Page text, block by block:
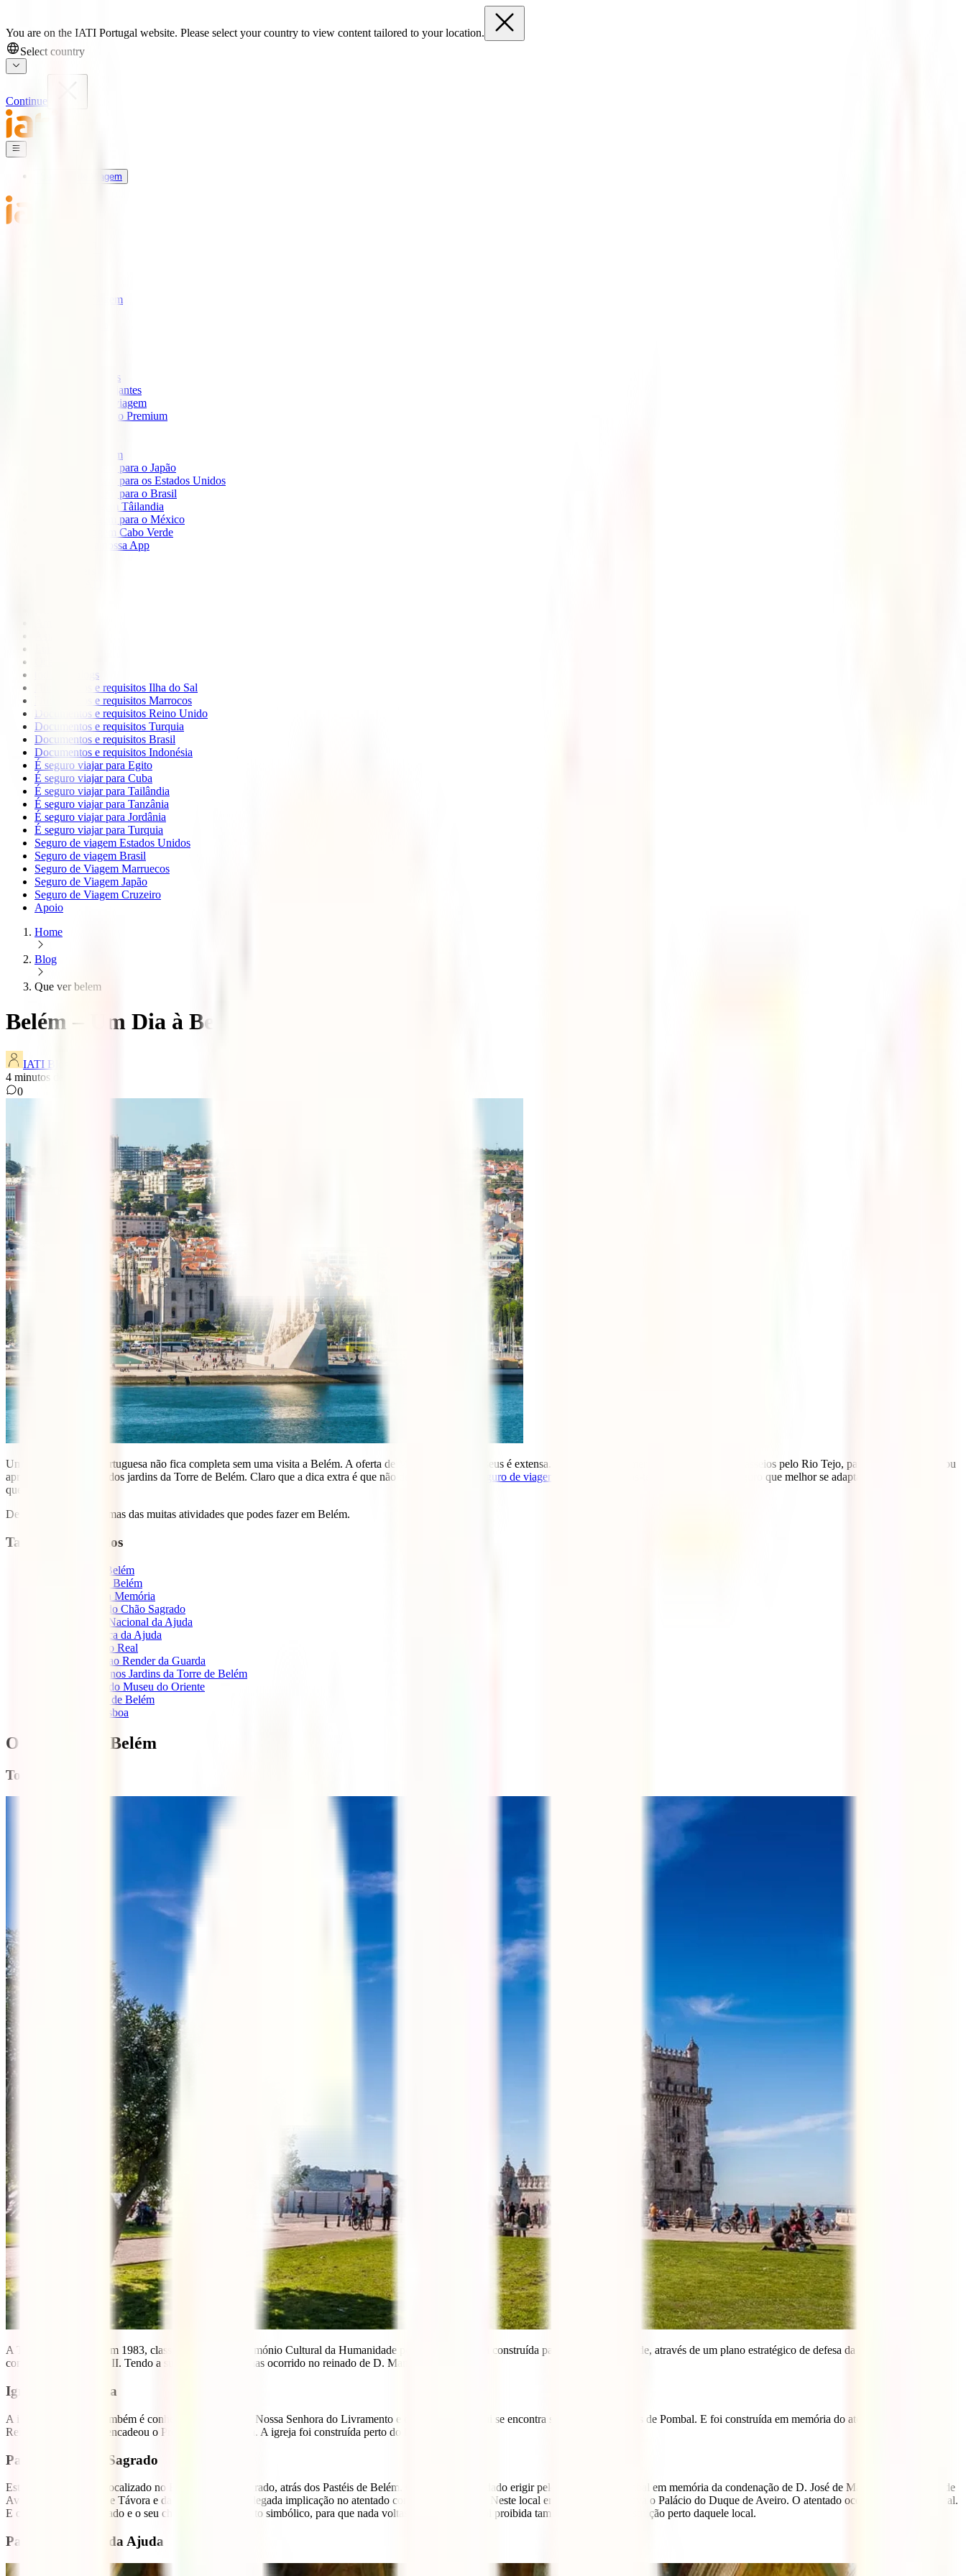
You are on the IATI Portugal website. Please select your country to view content tailored to your location.
Select country
Continue
Seguros de Viagem
Seguros de Viagem
IATI Escapadinhas
IATI Grandes Viajantes
IATI Anual Multiviagem
IATI Cancelamento Premium
Seguros de Viagem
Seguro de viagem para o Japão
Seguro de viagem para os Estados Unidos
Seguro de viagem para o Brasil
Seguro de Viagem Tâilandia
Seguro de viagem para o México
Seguro de viagem Cabo Verde
Descarregue a nossa App
todos os blogs
Documentos e requisitos Ilha do Sal
Documentos e requisitos Marrocos
Documentos e requisitos Reino Unido
Documentos e requisitos Turquia
Documentos e requisitos Brasil
Documentos e requisitos Indonésia
É seguro viajar para Egito
É seguro viajar para Cuba
É seguro viajar para Tailândia
É seguro viajar para Tanzânia
É seguro viajar para Jordânia
É seguro viajar para Turquia
Seguro de viagem Estados Unidos
Seguro de viagem Brasil
Seguro de Viagem Marruecos
Seguro de Viagem Japão
Seguro de Viagem Cruzeiro
Apoio
Home
Blog
Que ver belem
Belém – Um Dia à Beira Rio
IATI Blog
4 minutos de leitura
0
Uma visita à capital portuguesa não fica completa sem uma visita a Belém. A oferta de Monumentos e Museus é extensa. Para além de inúmeras atividades, desde passeios pelo Rio Tejo, passeios à Beira Rio, ou
apreciar o dia na relva dos jardins da Torre de Belém. Claro que a dica extra é que não deves viajar sem
seguro de viagem
. Na Iati ajudamos-te a escolher qual o seguro que melhor se adapta ao tipo de viagem
que vais fazer.
Deixamos-te com algumas das muitas atividades que podes fazer em Belém.
Tabla de contenidos
O que ver em Belém
Torre de Belém
Igreja da Memória
Padrão do Chão Sagrado
Palácio Nacional da Ajuda
Biblioteca da Ajuda
Picadeiro Real
Assistir ao Render da Guarda
Relaxar nos Jardins da Torre de Belém
Brunch do Museu do Oriente
Pastéis de Belém
Sud Lisboa
O que ver em Belém
Torre de Belém
A Torre de Belém foi em 1983, classificada como Património Cultural da Humanidade pela UNESCO. Foi construída para proteção da cidade, através de um plano estratégico de defesa da barra do Tejo
concebido por D. João II. Tendo a sua construção apenas ocorrido no reinado de D. Manuel.
Igreja da Memória
A igreja da memória também é conhecida poi igreja de Nossa Senhora do Livramento e de São José. É aqui se encontra sepultado o Marquês de Pombal. E foi construída em memória do atentado sofrido pelo
Rei D. José, e que desencadeou o Processo dos Távora. A igreja foi construída perto do local do atentado.
Padrão do Chão Sagrado
Este Monumento fica localizado no Beco do Chão Sagrado, atrás dos Pastéis de Belém. O padrão foi mandado erigir pelo Marquês de Pombal em memória da condenação de D. José de Mascarenhas, Duque de
Aveiro e do Marquês de Távora e da sua família pela alegada implicação no atentado contra o Rei D. José. Neste local era onde se encontrava o Palácio do Duque de Aveiro. O atentado ocorreu perto deste local.
E o Palácio foi confiscado e o seu chão salgado, num ato simbólico, para que nada voltasse a nascer ali. Foi proibida também qualquer construção perto daquele local.
Palácio Nacional da Ajuda